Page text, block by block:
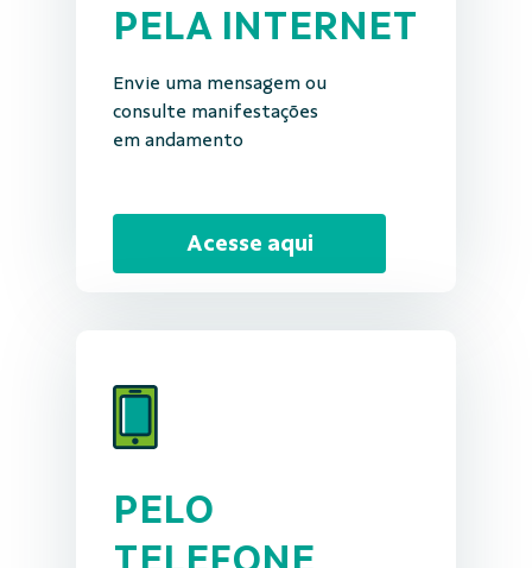
PELA INTERNET
Envie uma mensagem ou
consulte manifestações
em andamento
Acesse aqui
PELO
TELEFONE